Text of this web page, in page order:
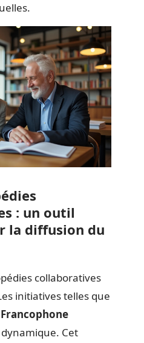
: un outil
la diffusion du
collaboratives
initiatives telles que
Cet